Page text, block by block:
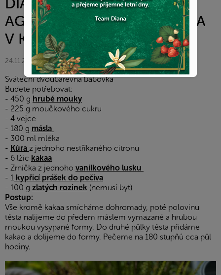
AGATACHARVATOVA - DIANA
V KUCHYNI
24.11.2025
Sváteční dvoubarevná bábovka
Budete potřebovat:
- 450 g hrubé mouky
- 225 g moučkového cukru
- 4 vejce
- 180 g másla
- 300 ml mléka
- Kůra z jednoho nestříkaného citronu
- 6 lžic kakaa
- Zrníčka z jednoho vanilkového lusku
- 1 kypřicí prášek do pečiva
- 100 g zlatých rozinek (nemusí byt)
Postup:
Vše kromě kakaa smícháme dohromady, poté polovinu
těsta nalijeme do předem máslem vymazané a hrubou
moukou vysypané formy. Do druhé půlky těsta přidáme
kakao a dolijeme do formy. Pečeme na 180 stupňů cca půl
hodiny.